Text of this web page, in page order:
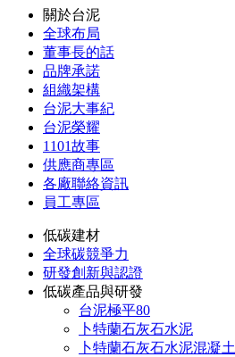
關於台泥
全球布局
董事長的話
品牌承諾
組織架構
台泥大事紀
台泥榮耀
1101故事
供應商專區
各廠聯絡資訊
員工專區
低碳建材
全球碳競爭力
研發創新與認證
低碳產品與研發
台泥極平80
卜特蘭石灰石水泥
卜特蘭石灰石水泥混凝土